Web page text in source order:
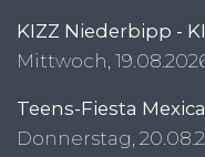
KIZZ Niederbipp -
Mittwoch,
Teens-Fiesta
Donnerstag,